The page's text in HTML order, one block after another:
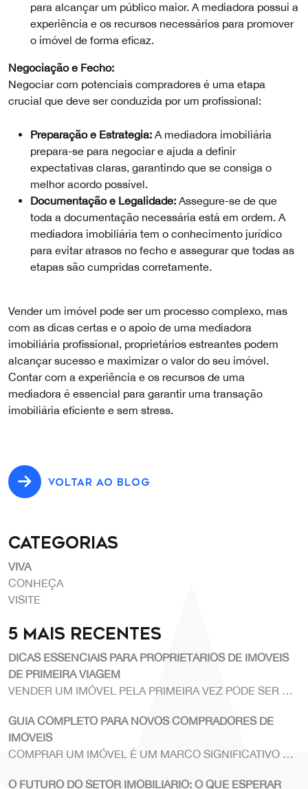
para alcançar um público maior. A mediadora possui a
experiência e os recursos necessários para promover
o imóvel de forma eficaz.
Negociação e Fecho:
Negociar com potenciais compradores é uma etapa
crucial que deve ser conduzida por um profissional:
Preparação e Estratégia: A mediadora imobiliária
prepara-se para negociar e ajuda a definir
expectativas claras, garantindo que se consiga o
melhor acordo possível.
Documentação e Legalidade: Assegure-se de que
toda a documentação necessária está em ordem. A
mediadora imobiliária tem o conhecimento jurídico
para evitar atrasos no fecho e assegurar que todas as
etapas são cumpridas corretamente.
Vender um imóvel pode ser um processo complexo, mas
com as dicas certas e o apoio de uma mediadora
imobiliária profissional, proprietários estreantes podem
alcançar sucesso e maximizar o valor do seu imóvel.
Contar com a experiência e os recursos de uma
mediadora é essencial para garantir uma transação
imobiliária eficiente e sem stress.
VOLTAR AO BLOG
Categorias
VIVA
CONHEÇA
VISITE
5 Mais recentes
DICAS ESSENCIAIS PARA PROPRIETÁRIOS DE IMÓVEIS
DE PRIMEIRA VIAGEM
VENDER UM IMÓVEL PELA PRIMEIRA VEZ PODE SER UM
UMA MEDIADORA IMOBILIÁRIA PROFISSIONAL É
CRUCIAL PARA GARANTIR QUE CADA ETAPA SEJA
CONDUZIDA DE FORMA EFICIENTE E EFICAZ.
GUIA COMPLETO PARA NOVOS COMPRADORES DE
IMÓVEIS
COMPRAR UM IMÓVEL É UM MARCO SIGNIFICATIVO NA
O FUTURO DO SETOR IMOBILIÁRIO: O QUE ESPERAR